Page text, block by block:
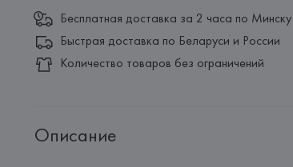
Бесплатная доставка за 2 часа по Минску
Быстрая доставка по Беларуси и России
Количество товаров без ограничений
Описание